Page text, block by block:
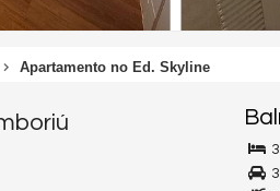
Apartamento no Ed. Skyline